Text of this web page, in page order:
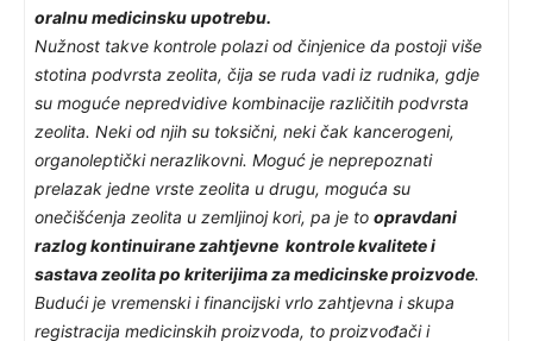
oralnu medicinsku upotrebu.
Nužnost takve kontrole polazi od činjenice da postoji više
stotina podvrsta zeolita, čija se ruda vadi iz rudnika, gdje
su moguće nepredvidive kombinacije različitih podvrsta
zeolita. Neki od njih su toksični, neki čak kancerogeni,
organoleptički nerazlikovni. Moguć je neprepoznati
prelazak jedne vrste zeolita u drugu, moguća su
onečišćenja zeolita u zemljinoj kori, pa je to opravdani
razlog kontinuirane zahtjevne kontrole kvalitete i
sastava zeolita po kriterijima za medicinske proizvode.
Budući je vremenski i financijski vrlo zahtjevna i skupa
registracija medicinskih proizvoda, to proizvođači i